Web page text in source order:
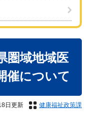
圏域地域医
催について
日更新 健康福祉政策課